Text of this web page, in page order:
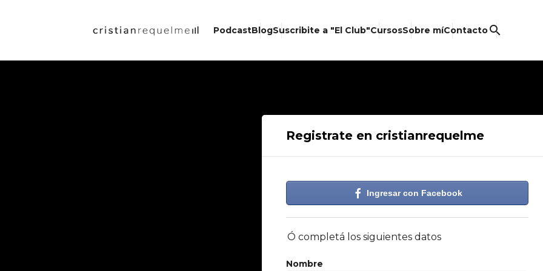
PodcastBlogSuscribite a "El Club"CursosSobre míContactosearch
Registrate en cristianrequelme
Ingresar con Facebook
Ó completá los siguientes datos
Nombre